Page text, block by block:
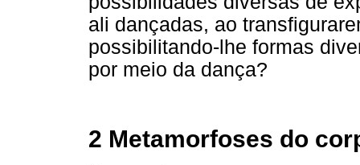
ali dançadas, ao
possibilitando-lhe formas
por meio da dança?
2 Metamorfoses do